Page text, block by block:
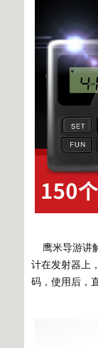
鹰米导游讲
计在发射器上
码，使用后，